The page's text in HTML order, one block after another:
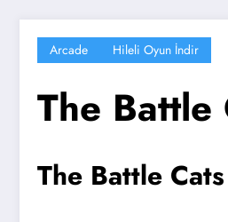
Arcade Hileli Oyun İndir
The
The Battle